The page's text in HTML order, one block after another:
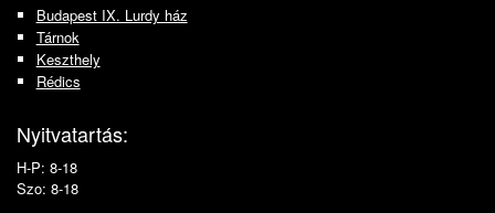
Budapest IX. Lurdy ház
Tárnok
Keszthely
Rédics
Nyitvatartás:
H-P: 8-18
Szo: 8-18